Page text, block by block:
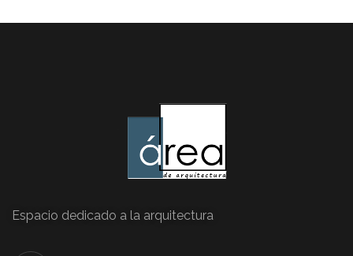
Espacio dedicado a la arquitectura